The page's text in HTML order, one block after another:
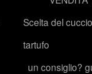
Scelta del
tartufo
un consiglio?